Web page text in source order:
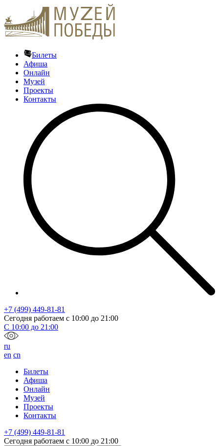
Билеты
Афиша
Онлайн
Музей
Проекты
Контакты
+7 (499) 449-81-81
Сегодня работаем с 10:00 до 21:00
С 10:00 до 21:00
ru
en cn
Билеты
Афиша
Онлайн
Музей
Проекты
Контакты
+7 (499) 449-81-81
Сегодня работаем с 10:00 до 21:00